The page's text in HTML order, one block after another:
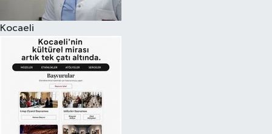
Kocaeli
Son Dakika Haberleri
Haber Arşivi